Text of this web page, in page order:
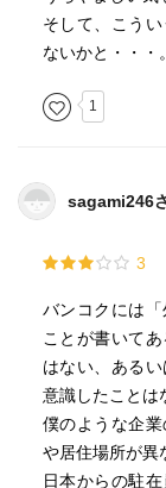
そして、こう
ないかと・・・。
1
sagami246
3
バンコクには
ことが書いて
はない、ある
意識したことは
僕のような企
や居住場所が異
日本からの駐